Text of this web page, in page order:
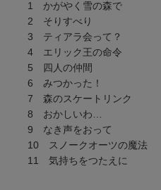
1 かがやく雪の森で
2 そりすべり
3 ティアラ会って？
4 エリック王の命令
5 四人の仲間
6 みつかった！
7 森のスケートリンク
8 おかしいわ…
9 なき声をおって
10 スノークオーツの魔法
11 気持ちをつたえに